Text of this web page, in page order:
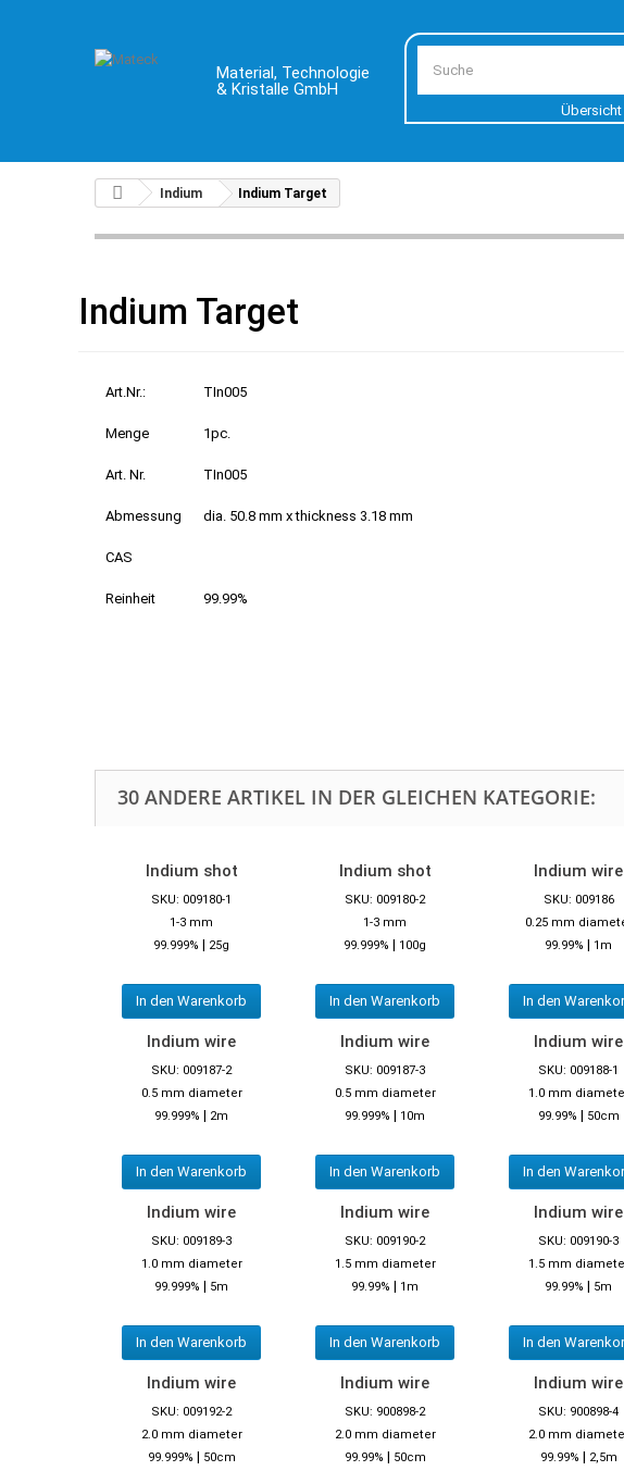
Material, Technologie
& Kristalle GmbH
Übersicht
Indium Indium Target
Indium Target
Art.Nr.: TIn005
Menge 1pc.
Art. Nr. TIn005
Abmessung dia. 50.8 mm x thickness 3.18 mm
CAS
Reinheit 99.99%
30 ANDERE ARTIKEL IN DER GLEICHEN KATEGORIE:
Indium shot
SKU: 009180-1
1-3 mm
99.999% | 25g
In den Warenkorb
Indium shot
SKU: 009180-2
1-3 mm
99.999% | 100g
In den Warenkorb
Indium wire
SKU: 009186
0.25 mm
99.99% | 1m
In den
Indium wire
SKU: 009187-2
0.5 mm diameter
99.999% | 2m
In den Warenkorb
Indium wire
SKU: 009187-3
0.5 mm diameter
99.999% | 10m
In den Warenkorb
Indium wire
SKU: 009188-1
1.0 mm
99.99% | 50cm
In den
Indium wire
SKU: 009189-3
1.0 mm diameter
99.999% | 5m
In den Warenkorb
Indium wire
SKU: 009190-2
1.5 mm diameter
99.99% | 1m
In den Warenkorb
Indium wire
SKU: 009190-3
1.5 mm
99.99% | 5m
In den
Indium wire
SKU: 009192-2
2.0 mm diameter
99.999% | 50cm
Indium wire
SKU: 900898-2
2.0 mm diameter
99.99% | 50cm
Indium wire
SKU: 900898-4
2.0 mm
99.99% | 2,5m